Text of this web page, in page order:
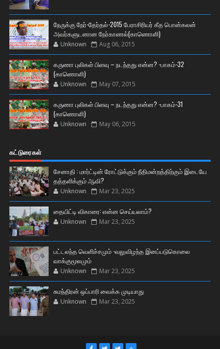
நேருக்கு நேர்-தேர்தல்-2015 பேராசிரியர் கீத பொன்கலன்
அவர்களுடனான நேர்காணல்(காணொளி)
Unknown Aug 06, 2015
கருணா புலிகள் பிளவு – நடந்தது என்ன? -பாகம்-32
(காணொளி)
Unknown May 07, 2015
கருணா புலிகள் பிளவு – நடந்தது என்ன? -பாகம்-31
(காணொளி)
Unknown May 06, 2015
கட்டுரைகள்
சேனாதி : மார்ட்டின் ரோட்டுக்கும் நீதிமன்றத்திற்கும் இடையே
தத்தளிக்கும் ஆவி?
Unknown Mar 23, 2025
தையிட்டி விகாரை: என்ன செய்யலாம்?
Unknown Mar 23, 2025
பட்டலந்த வெளிச்சமும் -வலுவிழந்த இனப்படுகொலை
வாக்குமூலமும்
Unknown Mar 23, 2025
சுமந்திரன் ஒப்பாரி வைக்க முடியாது
Unknown Mar 23, 2025